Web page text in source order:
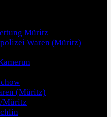
Müritz
Waren (Müritz)
(Müritz)
Müritz